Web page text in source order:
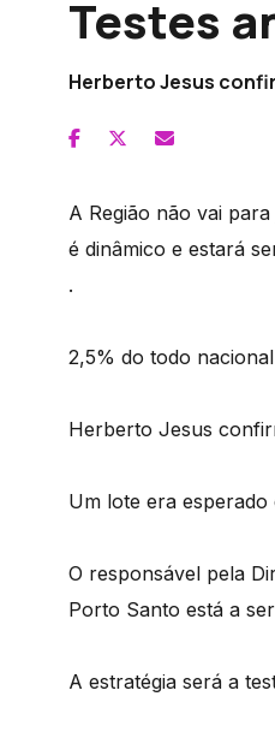
Testes
Herberto Jesus
A Região não vai
é dinâmico e estará
.
2,5% do todo
Herberto Jesus
Um lote era
O responsável pela
Porto Santo está a
A estratégia será a